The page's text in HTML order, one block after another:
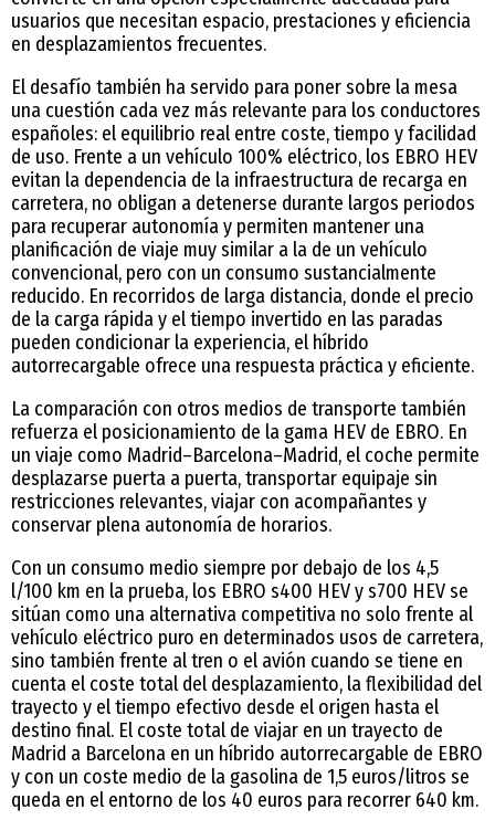
usuarios que necesitan espacio, prestaciones y eficiencia
en desplazamientos frecuentes.
El desafío también ha servido para poner sobre la mesa
una cuestión cada vez más relevante para los conductores
españoles: el equilibrio real entre coste, tiempo y facilidad
de uso. Frente a un vehículo 100% eléctrico, los EBRO HEV
evitan la dependencia de la infraestructura de recarga en
carretera, no obligan a detenerse durante largos periodos
para recuperar autonomía y permiten mantener una
planificación de viaje muy similar a la de un vehículo
convencional, pero con un consumo sustancialmente
reducido. En recorridos de larga distancia, donde el precio
de la carga rápida y el tiempo invertido en las paradas
pueden condicionar la experiencia, el híbrido
autorrecargable ofrece una respuesta práctica y eficiente.
La comparación con otros medios de transporte también
refuerza el posicionamiento de la gama HEV de EBRO. En
un viaje como Madrid–Barcelona–Madrid, el coche permite
desplazarse puerta a puerta, transportar equipaje sin
restricciones relevantes, viajar con acompañantes y
conservar plena autonomía de horarios.
Con un consumo medio siempre por debajo de los 4,5
l/100 km en la prueba, los EBRO s400 HEV y s700 HEV se
sitúan como una alternativa competitiva no solo frente al
vehículo eléctrico puro en determinados usos de carretera,
sino también frente al tren o el avión cuando se tiene en
cuenta el coste total del desplazamiento, la flexibilidad del
trayecto y el tiempo efectivo desde el origen hasta el
destino final. El coste total de viajar en un trayecto de
Madrid a Barcelona en un híbrido autorrecargable de EBRO
y con un coste medio de la gasolina de 1,5 euros/litros se
queda en el entorno de los 40 euros para recorrer 640 km.